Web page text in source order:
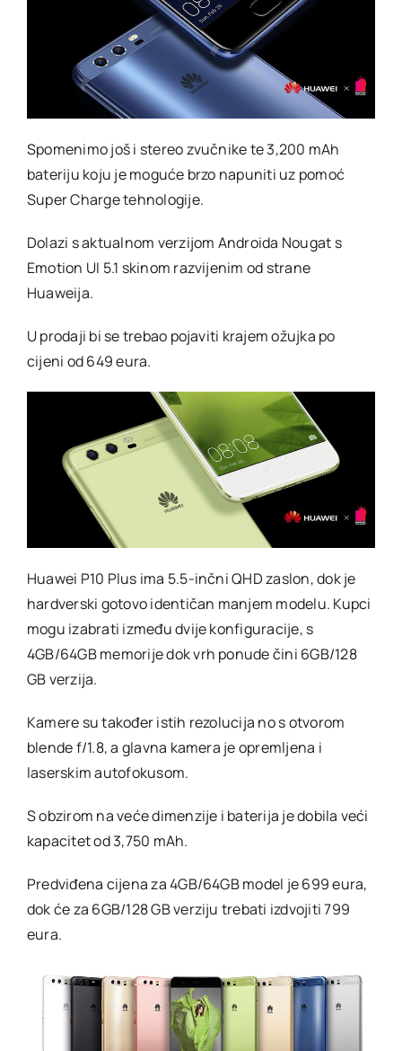
Spomenimo još i stereo zvučnike te 3,200 mAh
bateriju koju je moguće brzo napuniti uz pomoć
Super Charge tehnologije.
Dolazi s aktualnom verzijom Androida Nougat s
Emotion UI 5.1 skinom razvijenim od strane
Huaweija.
U prodaji bi se trebao pojaviti krajem ožujka po
cijeni od 649 eura.
Huawei P10 Plus ima 5.5-inčni QHD zaslon, dok je
hardverski gotovo identičan manjem modelu. Kupci
mogu izabrati između dvije konfiguracije, s
4GB/64GB memorije dok vrh ponude čini 6GB/128
GB verzija.
Kamere su također istih rezolucija no s otvorom
blende f/1.8, a glavna kamera je opremljena i
laserskim autofokusom.
S obzirom na veće dimenzije i baterija je dobila veći
kapacitet od 3,750 mAh.
Predviđena cijena za 4GB/64GB model je 699 eura,
dok će za 6GB/128 GB verziju trebati izdvojiti 799
eura.